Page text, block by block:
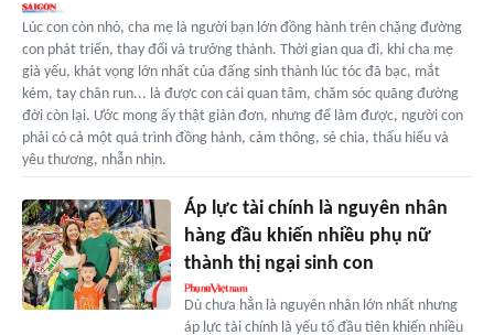
Lúc con còn nhỏ, cha mẹ là người bạn lớn đồng hành trên chặng đường
con phát triển, thay đổi và trưởng thành. Thời gian qua đi, khi cha mẹ
già yếu, khát vọng lớn nhất của đấng sinh thành lúc tóc đã bạc, mắt
kém, tay chân run... là được con cái quan tâm, chăm sóc quãng đường
đời còn lại. Ước mong ấy thật giản đơn, nhưng để làm được, người con
phải có cả một quá trình đồng hành, cảm thông, sẻ chia, thấu hiểu và
yêu thương, nhẫn nhịn.
Áp lực tài chính là nguyên nhân
hàng đầu khiến nhiều phụ nữ
thành thị ngại sinh con
Dù chưa hẳn là nguyên nhân lớn nhất nhưng
áp lực tài chính là yếu tố đầu tiên khiến nhiều